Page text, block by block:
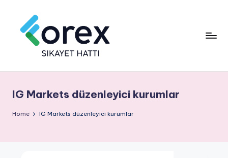
IG Markets düzenleyici kurumlar
Home IG Markets düzenleyici kurumlar